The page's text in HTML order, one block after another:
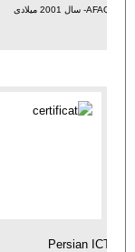
AFAQ- سال 2001 میلادی
Persian ICT